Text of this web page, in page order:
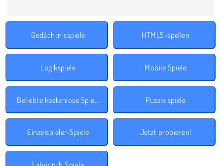
Gedächtnisspiele HTML5-spellen
Logikspiele Mobile Spiele
Beliebte kostenlose Spiele Puzzle spiele
Einzelspieler-Spiele Jetzt probieren!